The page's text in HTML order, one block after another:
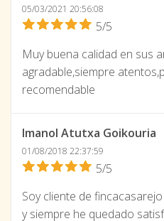
05/03/2021 20:56:08
5/5
Muy buena calidad en sus
agradable,siempre
recomendable
Imanol Atutxa Goikouria
01/08/2018 22:37:59
5/5
Soy cliente de
y siempre he quedado